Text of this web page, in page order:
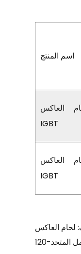
اسم المنتج
العاكس
IGBT
العاكس
IGBT
120